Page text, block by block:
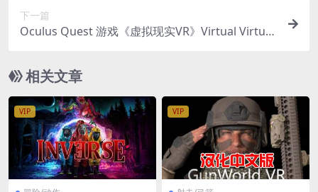
下一篇
Oculus Quest 游戏《虚拟现实VR》Virtual Virtual
相关文章
VIP VIP